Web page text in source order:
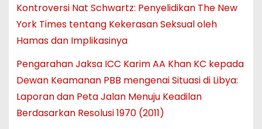
Kontroversi Nat Schwartz: Penyelidikan The New
York Times tentang Kekerasan Seksual oleh
Hamas dan Implikasinya
Pengarahan Jaksa ICC Karim AA Khan KC kepada
Dewan Keamanan PBB mengenai Situasi di Libya:
Laporan dan Peta Jalan Menuju Keadilan
Berdasarkan Resolusi 1970 (2011)